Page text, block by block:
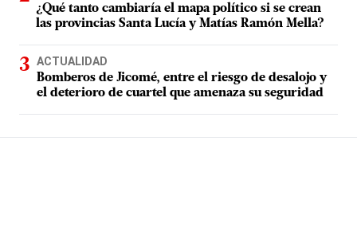
¿Qué tanto cambiaría el mapa político si se crean
las provincias Santa Lucía y Matías Ramón Mella?
ACTUALIDAD
Bomberos de Jicomé, entre el riesgo de desalojo y
el deterioro de cuartel que amenaza su seguridad